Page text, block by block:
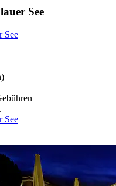
See
See
See